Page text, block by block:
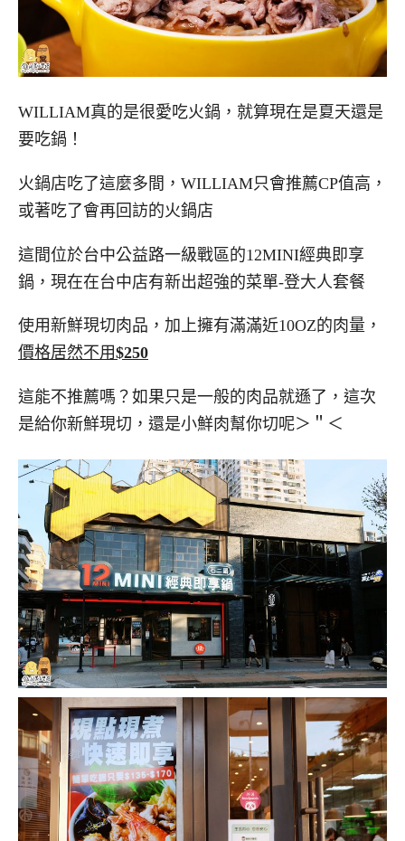
WILLIAM真的是很愛吃火鍋，就算現在是夏天還是
要吃鍋！
火鍋店吃了這麼多間，WILLIAM只會推薦CP值高，
或著吃了會再回訪的火鍋店
這間位於台中公益路一級戰區的12MINI經典即享
鍋，現在在台中店有新出超強的菜單-登大人套餐
使用新鮮現切肉品，加上擁有滿滿近10OZ的肉量，
價格居然不用$250
這能不推薦嗎？如果只是一般的肉品就遜了，這次
是給你新鮮現切，還是小鮮肉幫你切呢＞＂＜